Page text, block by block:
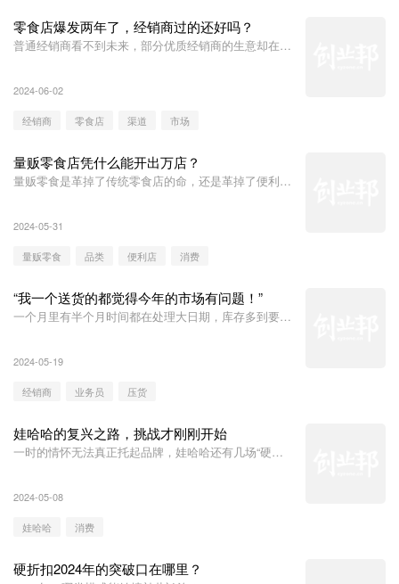
零食店爆发两年了，经销商过的还好吗？
普通经销商看不到未来，部分优质经销商的生意却在节
2024-06-02
经销商 零食店 渠道 市场
量贩零食店凭什么能开出万店？
量贩零食是革掉了传统零食店的命，还是革掉了便利店
2024-05-31
量贩零食 品类 便利店 消费
“我一个送货的都觉得今年的市场有问题！”
一个月里有半个月时间都在处理大日期，库存多到要爆
2024-05-19
经销商 业务员 压货
娃哈哈的复兴之路，挑战才刚刚开始
一时的情怀无法真正托起品牌，娃哈哈还有几场“硬
2024-05-08
娃哈哈 消费
硬折扣2024年的突破口在哪里？